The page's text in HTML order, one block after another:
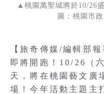
▲桃園萬聖城將於10/26
圖：桃園市
【旅奇傳媒/編輯部
即將開跑！10/26（
天，將在桃園藝文廣
場！今年活動主題主